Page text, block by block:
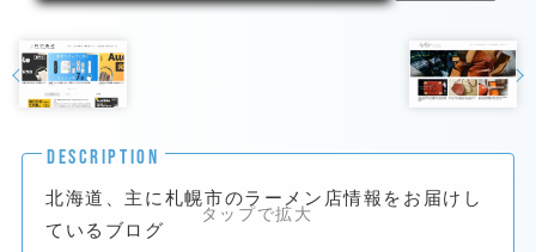
DESCRIPTION
北海道、主に札幌市のラーメン店情報をお届けし
ているブログ